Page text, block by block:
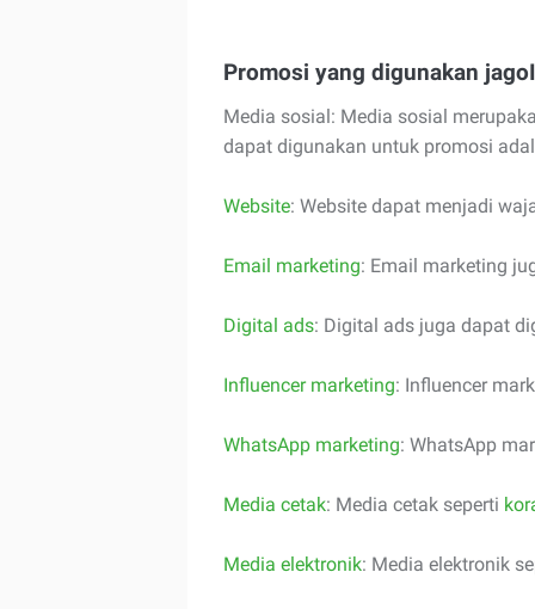
Promosi yang digunakan
Media sosial: Media sosial
dapat digunakan untuk promosi
Website: Website dapat menjadi
Email marketing: Email marketing
Digital ads: Digital ads juga dapat
Influencer marketing: Influencer
WhatsApp marketing: WhatsApp
Media cetak: Media cetak seperti
Media elektronik: Media elektronik